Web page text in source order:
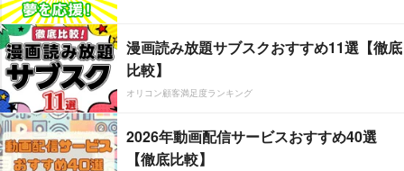
漫画読み放題サブスクおすすめ11選【徹底
比較】
オリコン顧客満足度ランキング
2026年動画配信サービスおすすめ40選
【徹底比較】